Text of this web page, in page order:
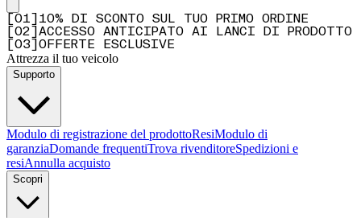
[01] 10% DI SCONTO SUL TUO PRIMO ORDINE
[02] ACCESSO ANTICIPATO AI LANCI DI PRODOTTO
[03] OFFERTE ESCLUSIVE
Attrezza il tuo veicolo
Supporto
Modulo di registrazione del prodottoResiModulo di
garanziaDomande frequentiTrova rivenditoreSpedizioni e
resiAnnulla acquisto
Scopri